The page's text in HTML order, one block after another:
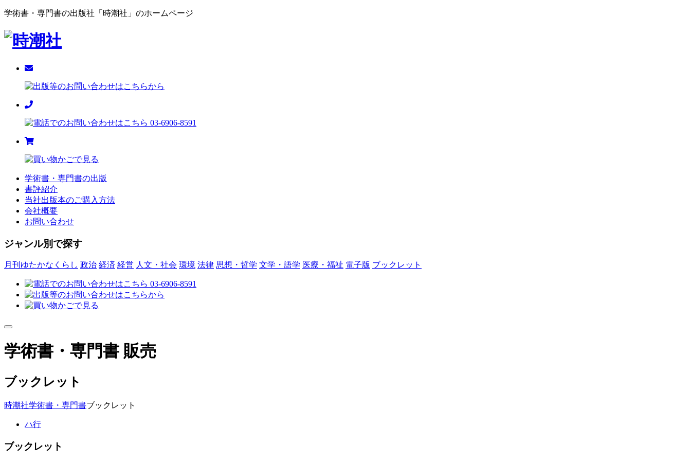
学術書・専門書の出版社「時潮社」のホームページ
学術書・専門書の出版
書評紹介
当社出版本のご購入方法
会社概要
お問い合わせ
ジャンル別で探す
月刊ゆたかなくらし 政治 経済 経営 人文・社会 環境 法律 思想・哲学 文学・語学 医療・福祉 電子版 ブックレット
学術書・専門書 販売
ブックレット
時潮社学術書・専門書ブックレット
ハ行
ブックレット